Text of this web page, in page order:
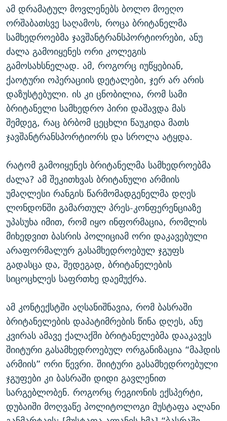
ამ დრამატულ მოვლენებს ბოლო მოეღო
ორშაბათსვე საღამოს, როცა ბრიტანელმა
სამხედროებმა ჯავშანტრანსპორტიორები, ანუ
ძალა გამოიყენეს ორი კოლეგის
გამოსახსნელად. ამ, როგორც იუწყებიან,
ქაოტური ოპერაციის დეტალები, ჯერ არ არის
დაზუსტებული. ის კი ცნობილია, რომ სამი
ბრიტანელი სამხედრო პირი დაშავდა მას
შემდეგ, რაც ბრბომ ცეცხლი წაუკიდა მათს
ჯავშანტრანსპორტიორს და სროლა ატყდა.
რატომ გამოიყენეს ბრიტანელმა სამხედროებმა
ძალა? ამ შეკითხვას ბრიტანული არმიის
უმაღლესი რანგის წარმომადგენელმა დღეს
ლონდონში გამართულ პრეს-კონფერენციაზე
უპასუხა იმით, რომ იყო ინფორმაცია, რომლის
მიხედვით ბასრის პოლიციამ ორი დაკავებული
არაფორმალურ გასამხედროებულ ჯგუფს
გადასცა და, შედეგად, ბრიტანელების
სიცოცხლეს საფრთხე დაემუქრა.
ამ კონტექსტში აღსანიშნავია, რომ ბასრაში
ბრიტანელების დაპატიმრების წინა დღეს, ანუ
კვირას ამავე ქალაქში ბრიტანელებმა დააკავეს
შიიტური გასამხედროებულ ორგანიზაცია “მაჰდის
არმიის” ორი წევრი. შიიტური გასამხედროებული
ჯგუფები კი ბასრაში დიდი გავლენით
სარგებლობენ. როგორც რეგიონის ექსპერტი,
დუბაიში მოღვაწე პოლიტოლოგი მუსტაფა ალანი